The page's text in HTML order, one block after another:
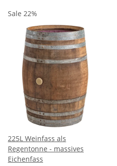
Sale 22%
225L Weinfass als
Regentonne - massives
Eichenfass